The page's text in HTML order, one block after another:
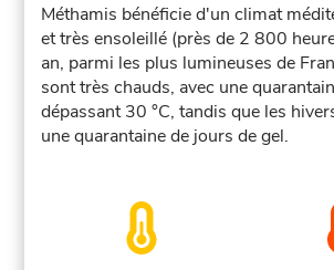
Méthamis bénéficie d'un climat
et très ensoleillé (près de 2 800
an, parmi les plus lumineuses de
sont très chauds, avec une
dépassant 30 °C, tandis que les
une quarantaine de jours de gel.